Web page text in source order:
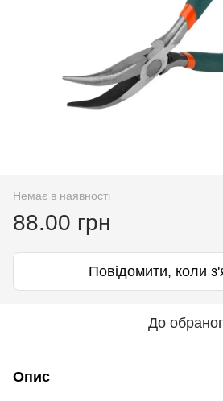
Немає в наявності
88.00 грн
Повідомити, коли
До
Опис